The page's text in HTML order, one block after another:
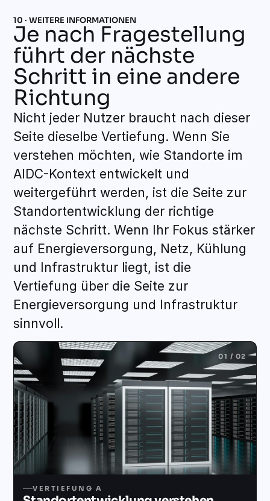
10 · WEITERE INFORMATIONEN
Je nach Fragestellung
führt der nächste
Schritt in eine andere
Richtung
Nicht jeder Nutzer braucht nach dieser
Seite dieselbe Vertiefung. Wenn Sie
verstehen möchten, wie Standorte im
AIDC-Kontext entwickelt und
weitergeführt werden, ist die Seite zur
Standortentwicklung der richtige
nächste Schritt. Wenn Ihr Fokus stärker
auf Energieversorgung, Netz, Kühlung
und Infrastruktur liegt, ist die
Vertiefung über die Seite zur
Energieversorgung und Infrastruktur
sinnvoll.
01 / 02
VERTIEFUNG A